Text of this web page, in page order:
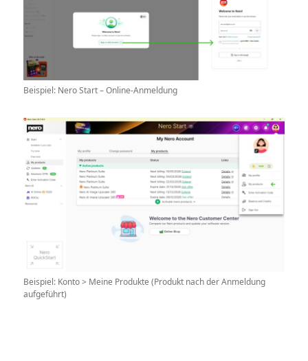
Beispiel: Nero Start – Online-Anmeldung
Beispiel: Konto > Meine Produkte (Produkt nach der Anmeldung
aufgeführt)